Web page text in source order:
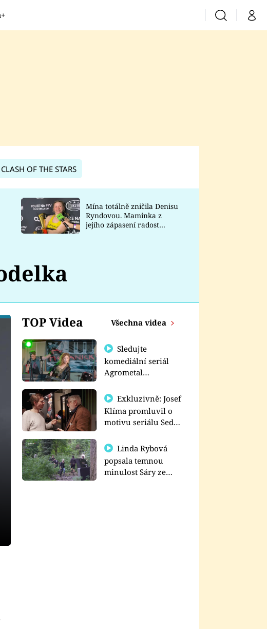
VyhledáváníMůj
Prima Lajk
Sledujte nás
CLASH OF THE STARS
Mína totálně zničila Denisu
Ryndovou. Maminka z
jejího zápasení radost
TOP Videa Všechna videa
Sledujte
komediální seriál
Agrometal
prima+
Exkluzivně: Josef
Klíma promluvil o
motivu seriálu Sedm
Linda Rybová
popsala temnou
minulost Sáry ze